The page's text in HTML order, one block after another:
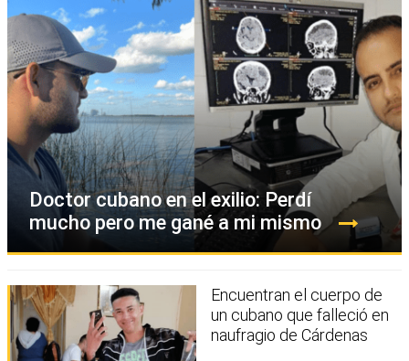
Doctor cubano en el exilio: Perdí
mucho pero me gané a mi mismo
Encuentran el cuerpo de
un cubano que falleció en
naufragio de Cárdenas